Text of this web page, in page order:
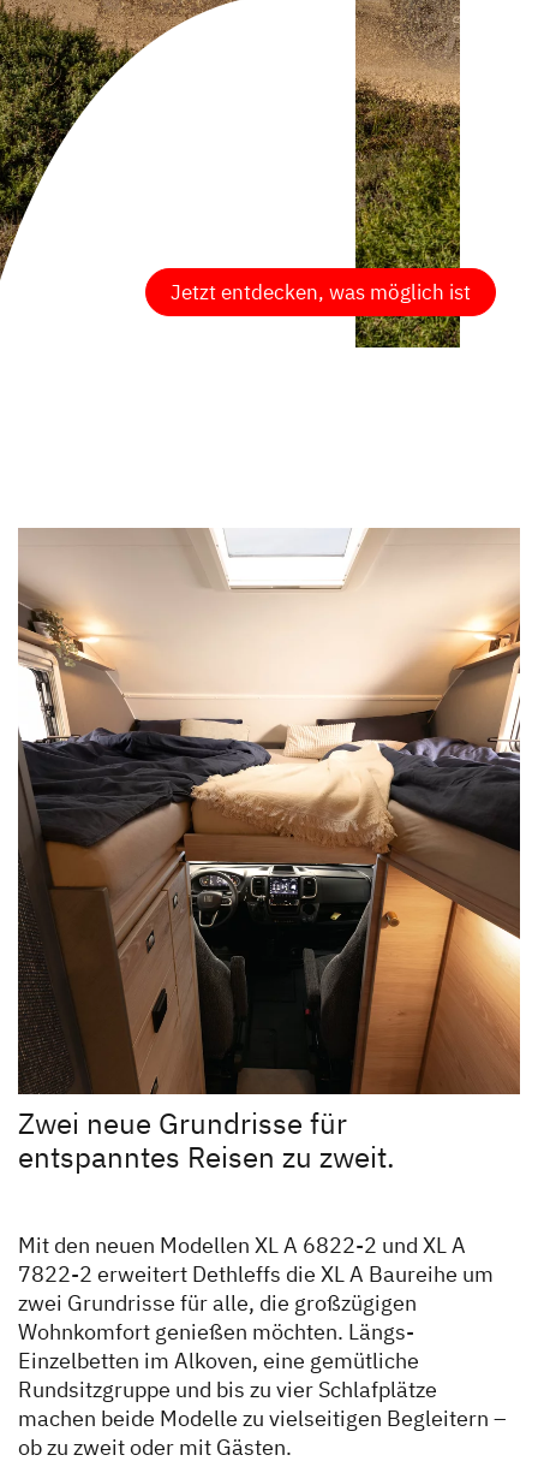
Jetzt entdecken, was möglich ist
Zwei neue Grundrisse für
entspanntes Reisen zu zweit.
Mit den neuen Modellen XL A 6822-2 und XL A
7822-2 erweitert Dethleffs die XL A Baureihe um
zwei Grundrisse für alle, die großzügigen
Wohnkomfort genießen möchten. Längs-
Einzelbetten im Alkoven, eine gemütliche
Rundsitzgruppe und bis zu vier Schlafplätze
machen beide Modelle zu vielseitigen Begleitern –
ob zu zweit oder mit Gästen.